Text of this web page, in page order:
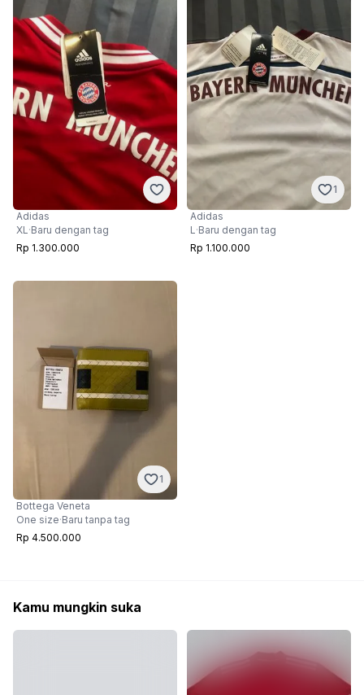
Adidas
XL ·Baru dengan tag
Rp 1.300.000
1
Adidas
L ·Baru dengan tag
Rp 1.100.000
1
Bottega Veneta
One size·Baru tanpa tag
Rp 4.500.000
Kamu mungkin suka